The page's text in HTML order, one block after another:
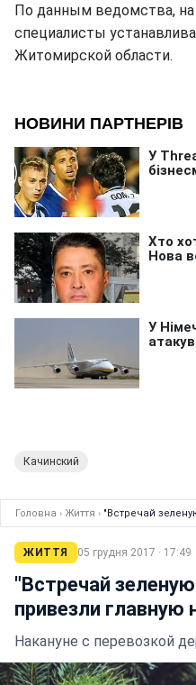
По данным ведомства,
специалисты
Житомирской области.
Качинский
Головна › Життя › "Встречай
ЖИТТЯ 05 грудня 2017 · 17:49
"Встречай
привезли
Накануне с перевозкой